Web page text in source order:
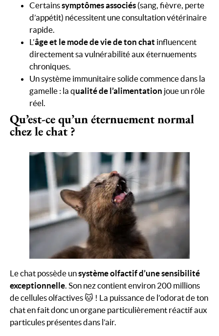
Certainssymptômes associés (sang, fièvre, perte
d’appétit) nécessitent une consultation vétérinaire
rapide.
L’âge et le mode de vie de ton chat influencent
directement sa vulnérabilité aux éternuements
chroniques.
Un système immunitaire solide commence dans la
gamelle : la qualité de l’alimentation joue un rôle
réel.
Qu’est-ce qu’un éternuement normal
chez le chat ?
Le chat possède unsystème olfactif d’une sensibilité
exceptionnelle. Son nez contient environ 200 millions
de cellules olfactives 🐱 ! La puissance de l’odorat de ton
chat en fait donc un organe particulièrement réactif aux
particules présentes dans l’air.